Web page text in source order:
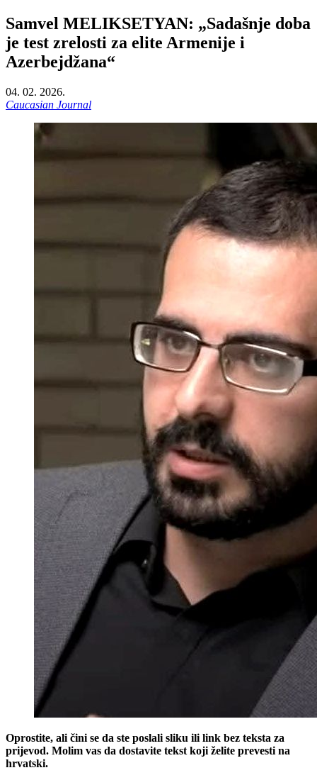
Samvel MELIKSETYAN: „Sadašnje doba
je test zrelosti za elite Armenije i
Azerbejdžana“
04. 02. 2026.
Caucasian Journal
Oprostite, ali čini se da ste poslali sliku ili link bez teksta za
prijevod. Molim vas da dostavite tekst koji želite prevesti na
hrvatski.